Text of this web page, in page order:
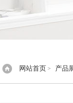
网站首页 > 产品